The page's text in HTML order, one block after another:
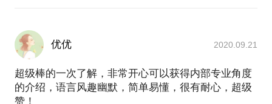
优优 2020.09.21
超级棒的一次了解，非常开心可以获得内部专业角度
的介绍，语言风趣幽默，简单易懂，很有耐心，超级
赞！